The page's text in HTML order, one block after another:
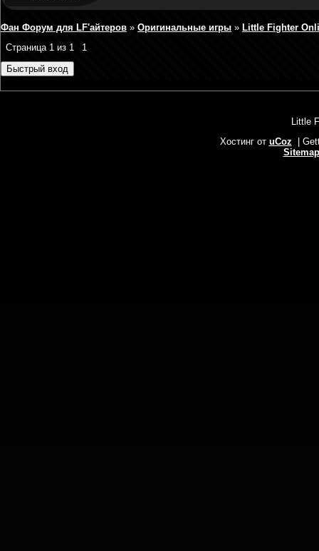
Фан Форум для LF'айтеров » Оригинальные игры » Little Fighter
Страница 1 из 1 1
Little
Хостинг от uCoz
|